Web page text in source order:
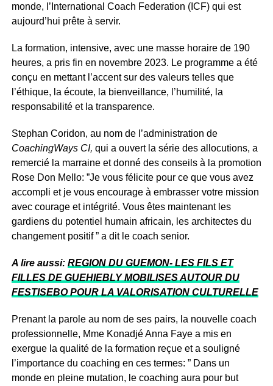
monde, l’International Coach Federation (ICF) qui est
aujourd’hui prête à servir.
La formation, intensive, avec une masse horaire de 190
heures, a pris fin en novembre 2023. Le programme a été
conçu en mettant l’accent sur des valeurs telles que
l’éthique, la écoute, la bienveillance, l’humilité, la
responsabilité et la transparence.
Stephan Coridon, au nom de l’administration de
CoachingWays CI, qui a ouvert la série des allocutions, a
remercié la marraine et donné des conseils à la promotion
Rose Don Mello: ”Je vous félicite pour ce que vous avez
accompli et je vous encourage à embrasser votre mission
avec courage et intégrité. Vous êtes maintenant les
gardiens du potentiel humain africain, les architectes du
changement positif ” a dit le coach senior.
A lire aussi: REGION DU GUEMON- LES FILS ET
FILLES DE GUEHIEBLY MOBILISES AUTOUR DU
FESTISEBO POUR LA VALORISATION CULTURELLE
Prenant la parole au nom de ses pairs, la nouvelle coach
professionnelle, Mme Konadjé Anna Faye a mis en
exergue la qualité de la formation reçue et a souligné
l’importance du coaching en ces termes: ” Dans un
monde en pleine mutation, le coaching aura pour but